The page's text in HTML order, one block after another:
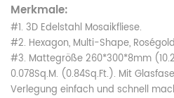
Merkmale:
#1. 3D Edelstahl Mosaikfliese.
#2. Hexagon, Multi-Shape,
#3. Mattegröße 260*300*8mm
0.078Sq.M. (0.84Sq.Ft.). Mit
Verlegung einfach und schnell